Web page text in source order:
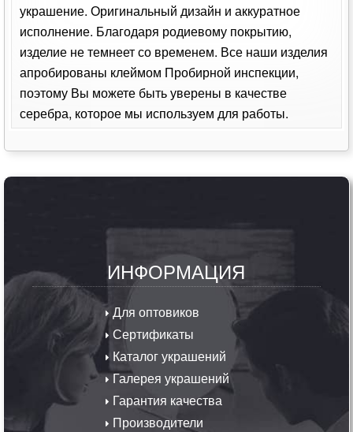
украшение. Оригинальный дизайн и аккуратное
исполнение. Благодаря родиевому покрытию,
изделие не темнеет со временем. Все наши изделия
апробированы клеймом Пробирной инспекции,
поэтому Вы можете быть уверены в качестве
серебра, которое мы используем для работы.
ИНФОРМАЦИЯ
Для оптовиков
Сертификаты
Каталог украшений
Галерея украшений
Гарантия качества
Производители